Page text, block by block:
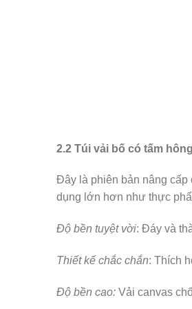
2.2 Túi vải bố có tấm
Đây là phiên bản nâng
dụng lớn hơn như thực
Độ bền tuyệt vời: Đáy và
Thiết kế chắc chắn: Thích
Độ bền cao: Vải canvas